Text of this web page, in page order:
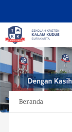
Beranda